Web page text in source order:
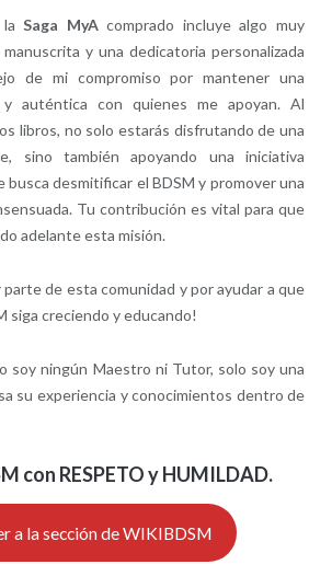
laSaga MyAcomprado incluye algo muy
y una dedicatoria personalizada
de mi compromiso por mantener una
y auténtica con quienes me apoyan. Al
libros, no solo estarás disfrutando de una
sino también apoyando una iniciativa
busca desmitificar el BDSM y promover una
Tu contribución es vital para que
adelante esta misión.
parte de esta comunidad y por ayudar a que
siga creciendo y educando!
soy ningún Maestro ni Tutor, solo soy una
su experiencia y conocimientos dentro de
con RESPETO y HUMILDAD.
a la sección de WIKIBDSM